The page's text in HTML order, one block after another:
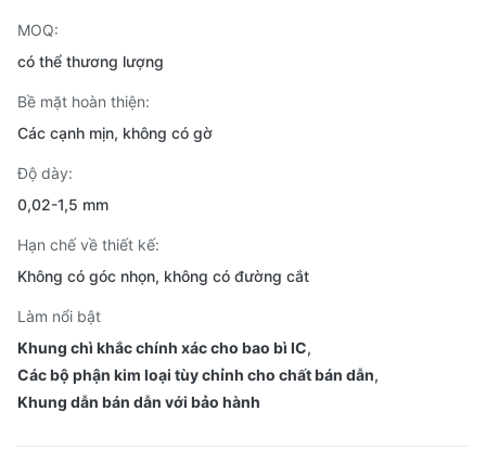
MOQ:
có thể thương lượng
Bề mặt hoàn thiện:
Các cạnh mịn, không có gờ
Độ dày:
0,02-1,5 mm
Hạn chế về thiết kế:
Không có góc nhọn, không có đường cắt
Làm nổi bật
Khung chì khắc chính xác cho bao bì IC,
Các bộ phận kim loại tùy chỉnh cho chất bán dẫn,
Khung dẫn bán dẫn với bảo hành